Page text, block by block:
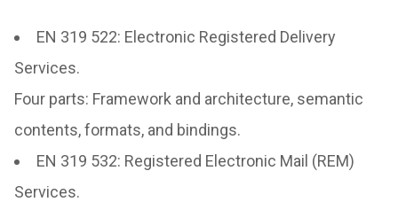
EN 319 522: Electronic Registered Delivery
Services.
Four parts: Framework and architecture, semantic
contents, formats, and bindings.
EN 319 532: Registered Electronic Mail (REM)
Services.